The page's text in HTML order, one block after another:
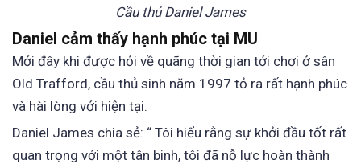
Cầu thủ Daniel James
Daniel cảm thấy hạnh phúc tại MU
Mới đây khi được hỏi về quãng thời gian tới chơi ở sân
Old Trafford, cầu thủ sinh năm 1997 tỏ ra rất hạnh phúc
và hài lòng với hiện tại.
Daniel James chia sẻ: “ Tôi hiểu rằng sự khởi đầu tốt rất
quan trọng với một tân binh, tôi đã nỗ lực hoàn thành